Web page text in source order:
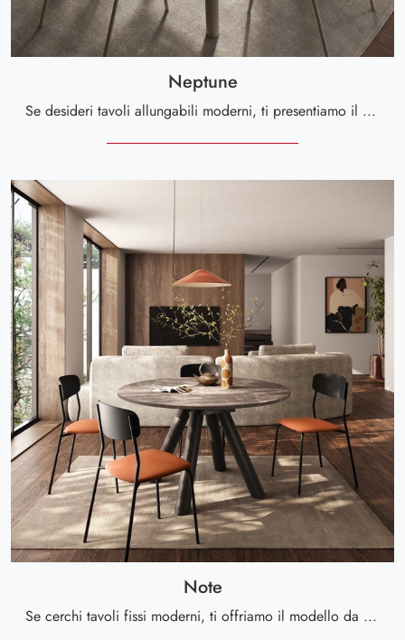
Neptune
Se desideri tavoli allungabili moderni, ti presentiamo il modello da pranzo in gres Neptune dell'azienda Scavolini.
Note
Se cerchi tavoli fissi moderni, ti offriamo il modello da pranzo in gres Note della marca Scavolini.